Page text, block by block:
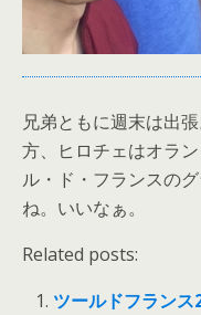
兄弟ともに週末は出
方、ヒロチェはオラ
ル・ド・フランスの
ね。いいなぁ。
Related posts:
ツールドフラン